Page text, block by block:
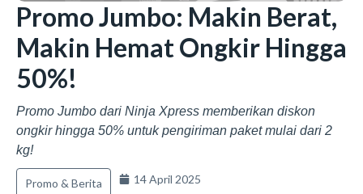
Promo Jumbo: Makin Berat,
Makin Hemat Ongkir Hingga
50%!
Promo Jumbo dari Ninja Xpress memberikan diskon
ongkir hingga 50% untuk pengiriman paket mulai dari 2
kg!
Promo & Berita 14 April 2025